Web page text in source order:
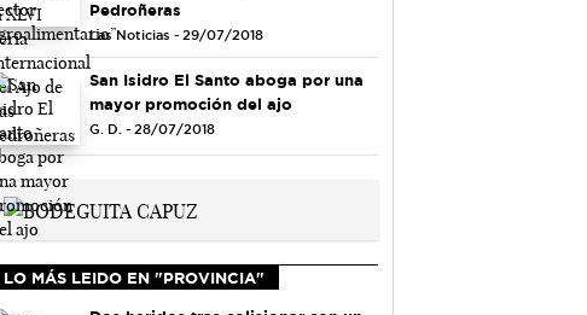
Pedroñeras
Las Noticias - 29/07/2018
San Isidro El Santo aboga por una
mayor promoción del ajo
G. D. - 28/07/2018
LO MÁS LEIDO EN "PROVINCIA"